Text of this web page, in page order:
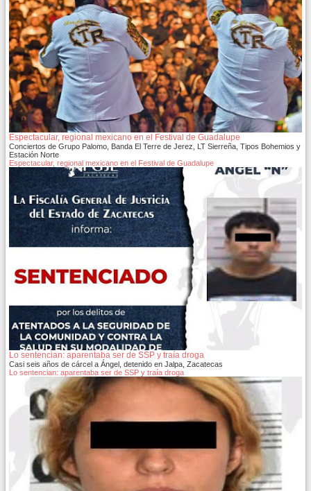
Espectacular, regional mexicano en el Festival de Guadalupe
Conciertos de Grupo Palomo, Banda El Terre de Jerez, LT Sierreña, Tipos Bohemios y
Estación Norte
Espectacular, regional mexicano en el Festival de Guadalupe
Lo sentencian: aparentaba ser de SSP y traía droga
Casi seis años de cárcel a Ángel, detenido en Jalpa, Zacatecas
Lo sentencian: aparentaba ser de SSP y traía droga